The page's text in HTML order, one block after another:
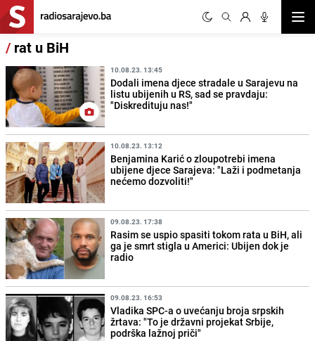
/ rat u BiH
10.08.23. 13:45
Dodali imena djece stradale u Sarajevu na
listu ubijenih u RS, sad se pravdaju:
"Diskredituju nas!"
10.08.23. 13:12
Benjamina Karić o zloupotrebi imena
ubijene djece Sarajeva: "Laži i podmetanja
nećemo dozvoliti!"
09.08.23. 17:38
Rasim se uspio spasiti tokom rata u BiH, ali
ga je smrt stigla u Americi: Ubijen dok je
radio
09.08.23. 16:53
Vladika SPC-a o uvećanju broja srpskih
žrtava: "To je državni projekat Srbije,
podrška lažnoj priči"